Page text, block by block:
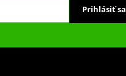
Prihlásiť sa